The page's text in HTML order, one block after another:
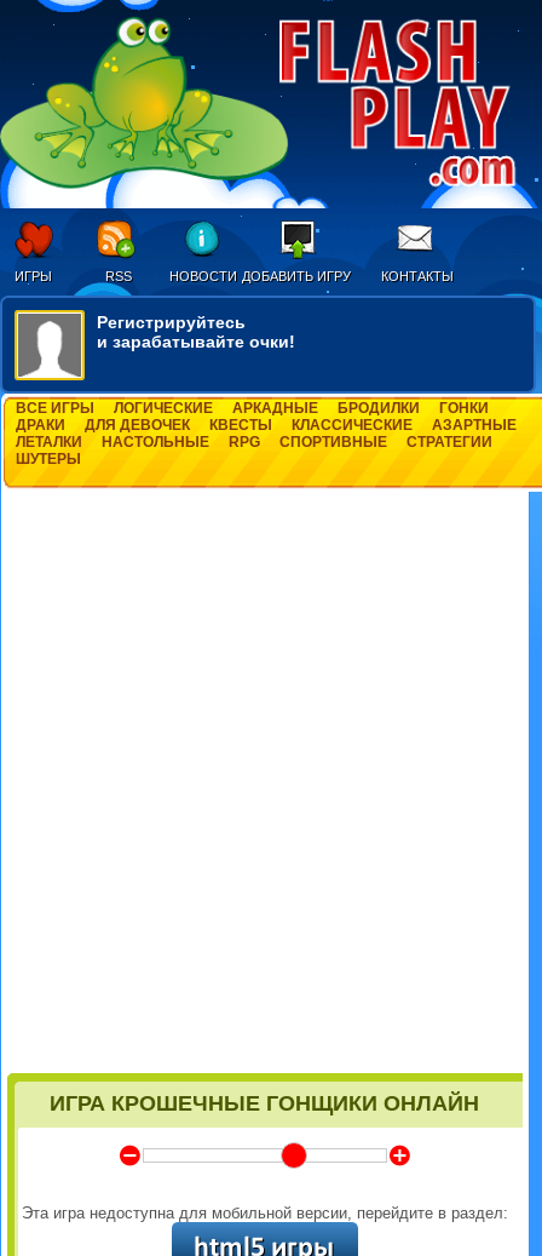
ИГРЫ RSS НОВОСТИ ДОБАВИТЬ ИГРУ КОНТАКТЫ
Регистрируйтесь
и зарабатывайте очки!
ВСЕ ИГРЫ ЛОГИЧЕСКИЕ АРКАДНЫЕ БРОДИЛКИ
ГОНКИ
ДРАКИ
ДЛЯ ДЕВОЧЕК КВЕСТЫ КЛАССИЧЕСКИЕ
АЗАРТНЫЕ
ЛЕТАЛКИ
НАСТОЛЬНЫЕ RPG СПОРТИВНЫЕ
СТРАТЕГИИ
ШУТЕРЫ
ИГРА КРОШЕЧНЫЕ ГОНЩИКИ ОНЛАЙН
Y Z
Эта игра недоступна для мобильной версии, перейдите в раздел: